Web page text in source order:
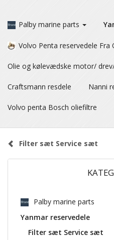
Palby marine parts
Volvo Penta reservedele Fra
Olie og kølevædske motor/
Craftsmann resdele Nanni
Volvo penta Bosch oliefiltre
Filter sæt Service sæt
Palby marine parts
Yanmar reservedele
Filter sæt Service sæt